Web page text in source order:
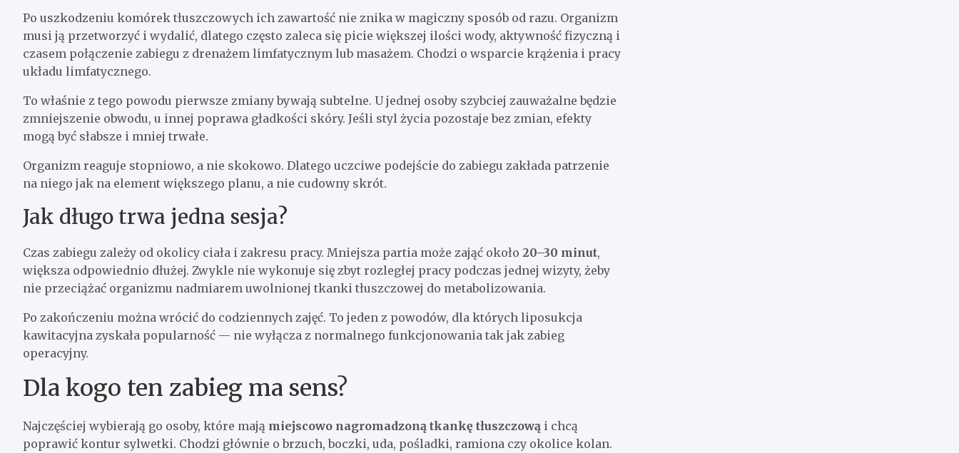
Po uszkodzeniu komórek tłuszczowych ich zawartość nie znika w magiczny sposób od razu. Organizm
musi ją przetworzyć i wydalić, dlatego często zaleca się picie większej ilości wody, aktywność fizyczną i
czasem połączenie zabiegu z drenażem limfatycznym lub masażem. Chodzi o wsparcie krążenia i pracy
układu limfatycznego.
To właśnie z tego powodu pierwsze zmiany bywają subtelne. U jednej osoby szybciej zauważalne będzie
zmniejszenie obwodu, u innej poprawa gładkości skóry. Jeśli styl życia pozostaje bez zmian, efekty
mogą być słabsze i mniej trwałe.
Organizm reaguje stopniowo, a nie skokowo. Dlatego uczciwe podejście do zabiegu zakłada patrzenie
na niego jak na element większego planu, a nie cudowny skrót.
Jak długo trwa jedna sesja?
Czas zabiegu zależy od okolicy ciała i zakresu pracy. Mniejsza partia może zająć około 20–30 minut,
większa odpowiednio dłużej. Zwykle nie wykonuje się zbyt rozległej pracy podczas jednej wizyty, żeby
nie przeciążać organizmu nadmiarem uwolnionej tkanki tłuszczowej do metabolizowania.
Po zakończeniu można wrócić do codziennych zajęć. To jeden z powodów, dla których liposukcja
kawitacyjna zyskała popularność — nie wyłącza z normalnego funkcjonowania tak jak zabieg
operacyjny.
Dla kogo ten zabieg ma sens?
Najczęściej wybierają go osoby, które mają miejscowo nagromadzoną tkankę tłuszczową i chcą
poprawić kontur sylwetki. Chodzi głównie o brzuch, boczki, uda, pośladki, ramiona czy okolice kolan.